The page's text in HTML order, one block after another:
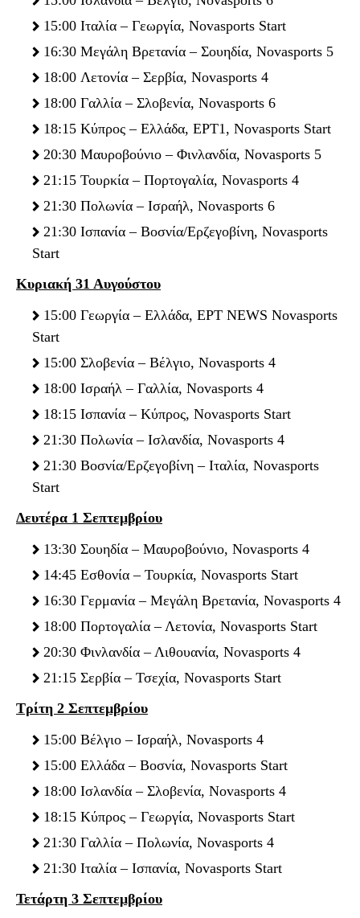
15:00 Ιταλία – Γεωργία, Novasports Start
16:30 Μεγάλη Βρετανία – Σουηδία, Novasports 5
18:00 Λετονία – Σερβία, Novasports 4
18:00 Γαλλία – Σλοβενία, Novasports 6
18:15 Κύπρος – Ελλάδα, ΕΡΤ1, Novasports Start
20:30 Μαυροβούνιο – Φινλανδία, Novasports 5
21:15 Τουρκία – Πορτογαλία, Novasports 4
21:30 Πoλωνία – Ισραήλ, Novasports 6
21:30 Ισπανία – Βοσνία/Ερζεγοβίνη, Novasports
Start
Κυριακή 31 Αυγούστου
15:00 Γεωργία – Ελλάδα, ΕΡΤ NEWS Novasports
Start
15:00 Σλοβενία – Βέλγιο, Novasports 4
18:00 Ισραήλ – Γαλλία, Novasports 4
18:15 Ισπανία – Κύπρος, Novasports Start
21:30 Πολωνία – Ισλανδία, Novasports 4
21:30 Βοσνία/Ερζεγοβίνη – Ιταλία, Novasports
Start
Δευτέρα 1 Σεπτεμβρίου
13:30 Σουηδία – Μαυροβούνιο, Novasports 4
14:45 Εσθονία – Τουρκία, Novasports Start
16:30 Γερμανία – Μεγάλη Βρετανία, Novasports 4
18:00 Πορτογαλία – Λετονία, Novasports Start
20:30 Φινλανδία – Λιθουανία, Novasports 4
21:15 Σερβία – Τσεχία, Novasports Start
Τρίτη 2 Σεπτεμβρίου
15:00 Βέλγιο – Ισραήλ, Novasports 4
15:00 Ελλάδα – Βοσνία, Novasports Start
18:00 Ισλανδία – Σλοβενία, Novasports 4
18:15 Κύπρος – Γεωργία, Novasports Start
21:30 Γαλλία – Πολωνία, Novasports 4
21:30 Ιταλία – Ισπανία, Novasports Start
Τετάρτη 3 Σεπτεμβρίου